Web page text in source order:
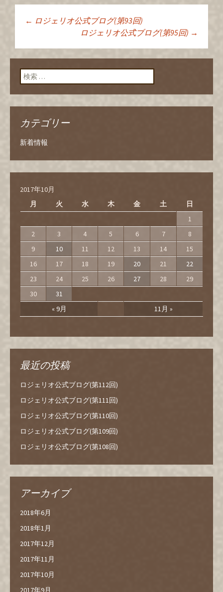
投稿ナビゲーショ
ン
← ロジェリオ公式ブログ(第93回)
ロジェリオ公式ブログ(第95回) →
検索:
カテゴリー
新着情報
2017年10月
月
火 水 木 金 土 日
« 9月 11月 »
1
2
3 4 5 6 7
8
9
10 11 12 13 14
15
16
17 18 19 20 21
22
23
24 25 26 27 28
29
30
31
最近の投稿
ロジェリオ公式ブログ(第112回)
ロジェリオ公式ブログ(第111回)
ロジェリオ公式ブログ(第110回)
ロジェリオ公式ブログ(第109回)
ロジェリオ公式ブログ(第108回)
アーカイブ
2018年6月
2018年1月
2017年12月
2017年11月
2017年10月
2017年9月